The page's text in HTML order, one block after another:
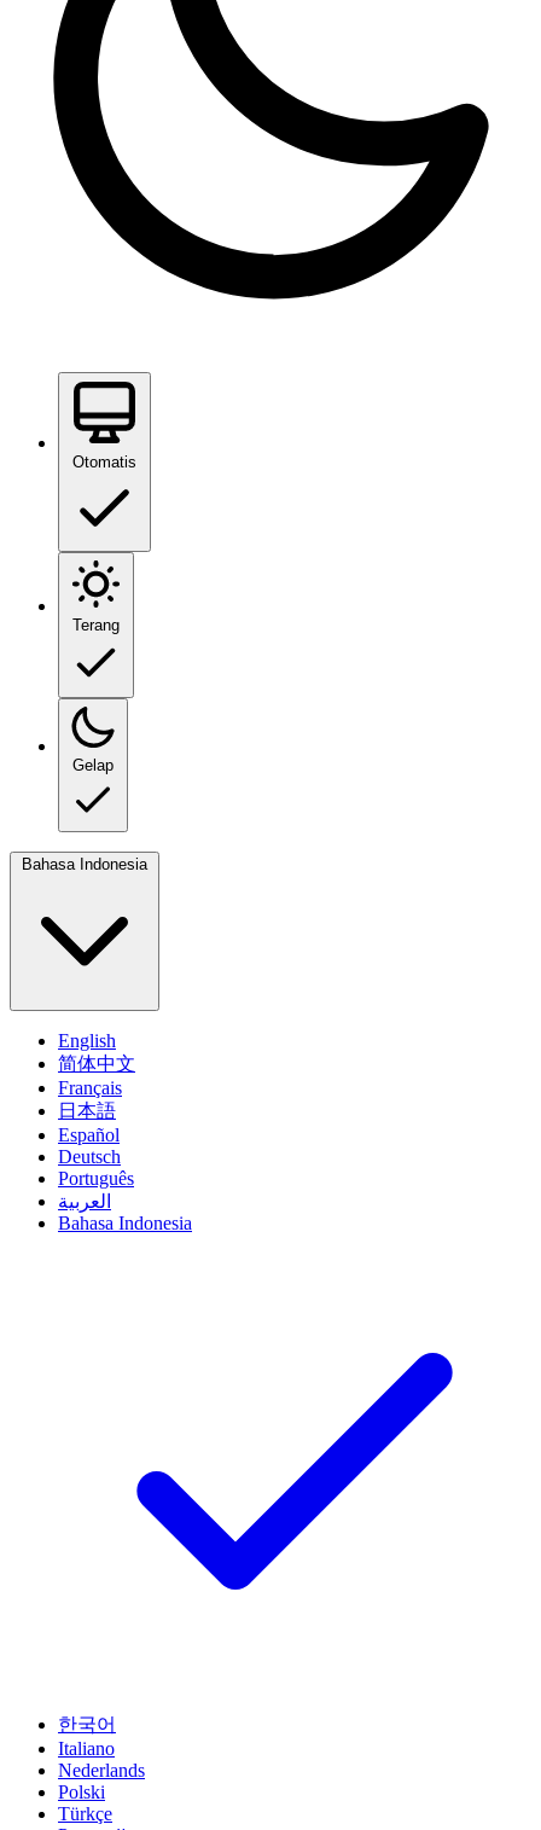
Otomatis
Terang
Gelap
Bahasa Indonesia
English
简体中文
Français
日本語
Español
Deutsch
Português
العربية
Bahasa Indonesia
한국어
Italiano
Nederlands
Polski
Türkçe